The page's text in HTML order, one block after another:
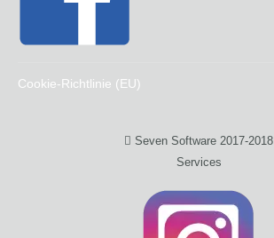
Cookie-Richtlinie (EU)
Seven Software 2017-2018
Services